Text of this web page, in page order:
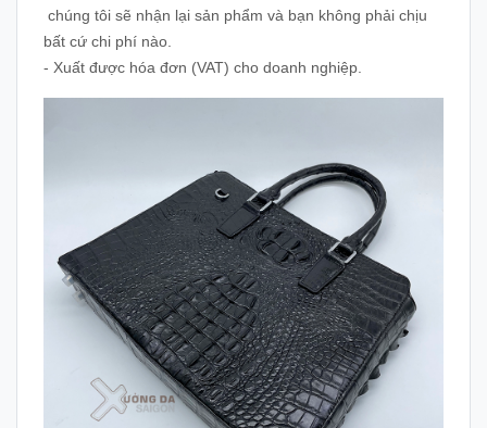
chúng tôi sẽ nhận lại sản phẩm và bạn không phải chịu
bất cứ chi phí nào.
- Xuất được hóa đơn (VAT) cho doanh nghiệp.